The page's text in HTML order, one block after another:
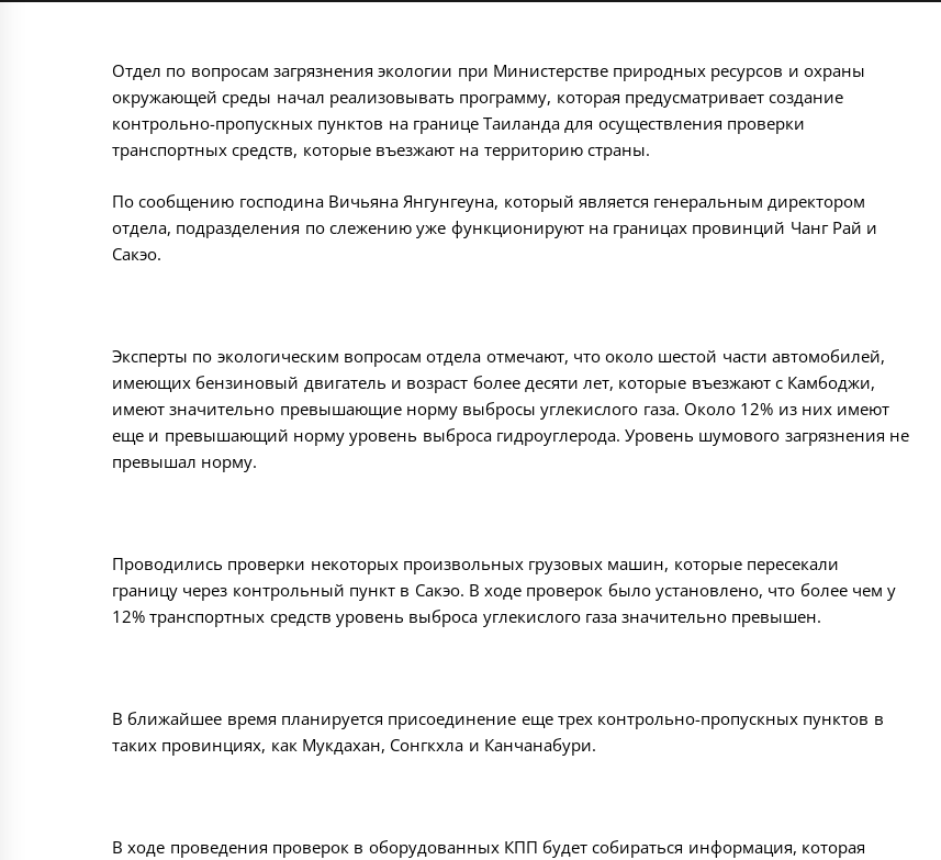
Отдел по вопросам загрязнения экологии при Министерстве природных ресурсов и охраны
окружающей среды начал реализовывать программу, которая предусматривает создание
контрольно-пропускных пунктов на границе Таиланда для осуществления проверки
транспортных средств, которые въезжают на территорию страны.
По сообщению господина Вичьяна Янгунгеуна, который является генеральным директором
отдела, подразделения по слежению уже функционируют на границах провинций Чанг Рай и
Сакэо.
Эксперты по экологическим вопросам отдела отмечают, что около шестой части автомобилей,
имеющих бензиновый двигатель и возраст более десяти лет, которые въезжают с Камбоджи,
имеют значительно превышающие норму выбросы углекислого газа. Около 12% из них имеют
еще и превышающий норму уровень выброса гидроуглерода. Уровень шумового загрязнения не
превышал норму.
Проводились проверки некоторых произвольных грузовых машин, которые пересекали
границу через контрольный пункт в Сакэо. В ходе проверок было установлено, что более чем у
12% транспортных средств уровень выброса углекислого газа значительно превышен.
В ближайшее время планируется присоединение еще трех контрольно-пропускных пунктов в
таких провинциях, как Мукдахан, Сонгкхла и Канчанабури.
В ходе проведения проверок в оборудованных КПП будет собираться информация, которая